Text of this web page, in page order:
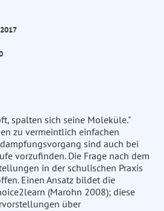
spalten sich seine Moleküle."
zu vermeintlich einfachen
sind auch bei
vorzufinden. Die Frage nach dem
in der schulischen Praxis
Einen Ansatz bildet die
(Marohn 2008); diese
über